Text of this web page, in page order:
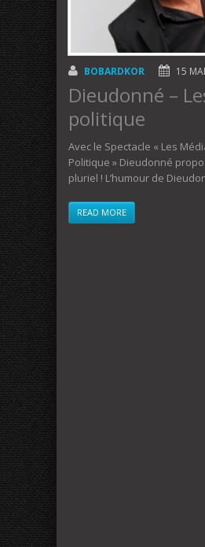
BOBARDKOR 15
Dieudonné –
politique
Avec le Spectacle « Les
Politique » Dieudonné
pluriel ! L’humour de
READ MORE